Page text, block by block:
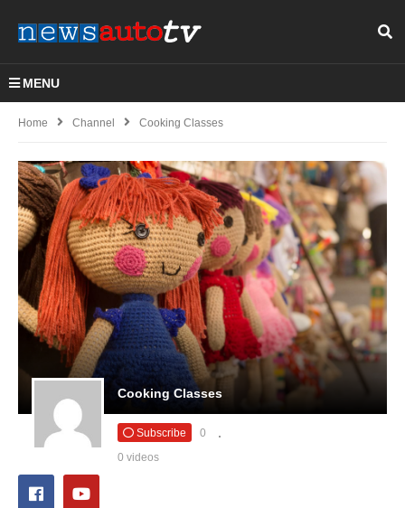
MENU
Home Channel Cooking Classes
Cooking Classes
Subscribe
0
0 videos